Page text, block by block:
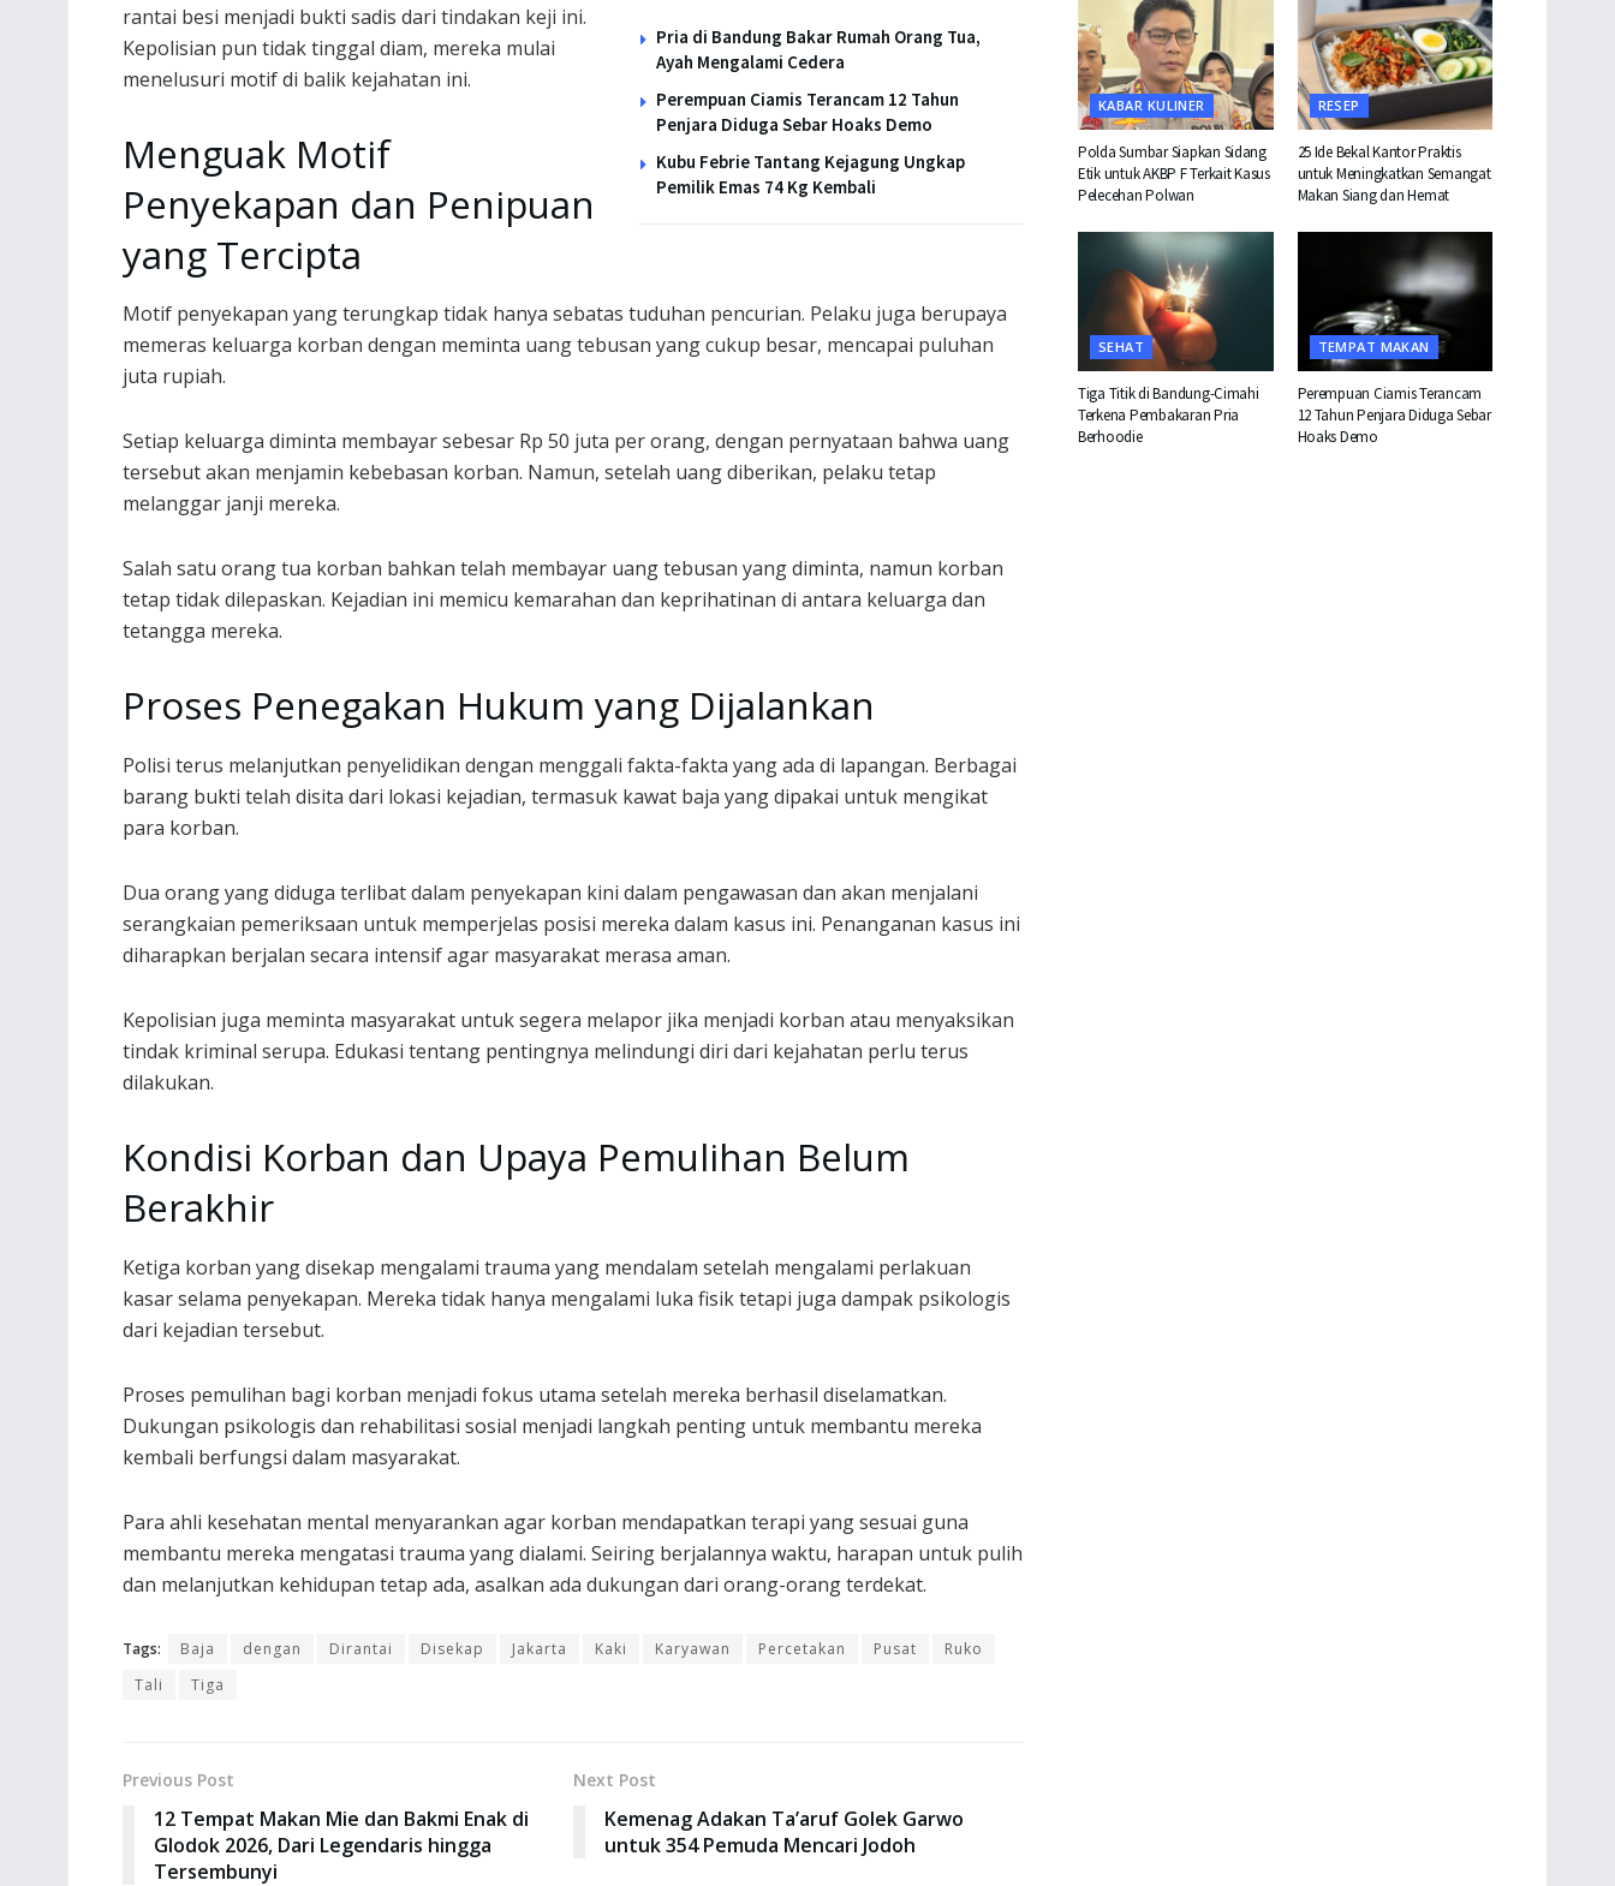
Pria di Bandung Bakar Rumah Orang Tua,
Ayah Mengalami Cedera
Perempuan Ciamis Terancam 12 Tahun
Penjara Diduga Sebar Hoaks Demo
Kubu Febrie Tantang Kejagung Ungkap
Pemilik Emas 74 Kg Kembali
rantai besi menjadi bukti sadis dari tindakan keji ini.
Kepolisian pun tidak tinggal diam, mereka mulai
menelusuri motif di balik kejahatan ini.
Menguak Motif
Penyekapan dan Penipuan
yang Tercipta
Motif penyekapan yang terungkap tidak hanya sebatas tuduhan pencurian. Pelaku juga berupaya
memeras keluarga korban dengan meminta uang tebusan yang cukup besar, mencapai puluhan
juta rupiah.
Setiap keluarga diminta membayar sebesar Rp 50 juta per orang, dengan pernyataan bahwa uang
tersebut akan menjamin kebebasan korban. Namun, setelah uang diberikan, pelaku tetap
melanggar janji mereka.
Salah satu orang tua korban bahkan telah membayar uang tebusan yang diminta, namun korban
tetap tidak dilepaskan. Kejadian ini memicu kemarahan dan keprihatinan di antara keluarga dan
tetangga mereka.
Proses Penegakan Hukum yang Dijalankan
Polisi terus melanjutkan penyelidikan dengan menggali fakta-fakta yang ada di lapangan. Berbagai
barang bukti telah disita dari lokasi kejadian, termasuk kawat baja yang dipakai untuk mengikat
para korban.
Dua orang yang diduga terlibat dalam penyekapan kini dalam pengawasan dan akan menjalani
serangkaian pemeriksaan untuk memperjelas posisi mereka dalam kasus ini. Penanganan kasus ini
diharapkan berjalan secara intensif agar masyarakat merasa aman.
Kepolisian juga meminta masyarakat untuk segera melapor jika menjadi korban atau menyaksikan
tindak kriminal serupa. Edukasi tentang pentingnya melindungi diri dari kejahatan perlu terus
dilakukan.
Kondisi Korban dan Upaya Pemulihan Belum
Berakhir
Ketiga korban yang disekap mengalami trauma yang mendalam setelah mengalami perlakuan
kasar selama penyekapan. Mereka tidak hanya mengalami luka fisik tetapi juga dampak psikologis
dari kejadian tersebut.
Proses pemulihan bagi korban menjadi fokus utama setelah mereka berhasil diselamatkan.
Dukungan psikologis dan rehabilitasi sosial menjadi langkah penting untuk membantu mereka
kembali berfungsi dalam masyarakat.
Para ahli kesehatan mental menyarankan agar korban mendapatkan terapi yang sesuai guna
membantu mereka mengatasi trauma yang dialami. Seiring berjalannya waktu, harapan untuk pulih
dan melanjutkan kehidupan tetap ada, asalkan ada dukungan dari orang-orang terdekat.
Tags: Baja dengan Dirantai Disekap Jakarta Kaki Karyawan Percetakan Pusat
Ruko
Tali
Tiga
Previous Post
12 Tempat Makan Mie dan Bakmi Enak di
Glodok 2026, Dari Legendaris hingga
Tersembunyi
Next Post
Kemenag Adakan Ta’aruf Golek Garwo
untuk 354 Pemuda Mencari Jodoh
KABAR KULINER
Polda Sumbar Siapkan Sidang
Etik untuk AKBP F Terkait Kasus
Pelecehan Polwan
RESEP
25 Ide Bekal Kantor Praktis
untuk Meningkatkan Semangat
Makan Siang dan Hemat
SEHAT
Tiga Titik di Bandung-Cimahi
Terkena Pembakaran Pria
Berhoodie
TEMPAT MAKAN
Perempuan Ciamis Terancam
12 Tahun Penjara Diduga Sebar
Hoaks Demo